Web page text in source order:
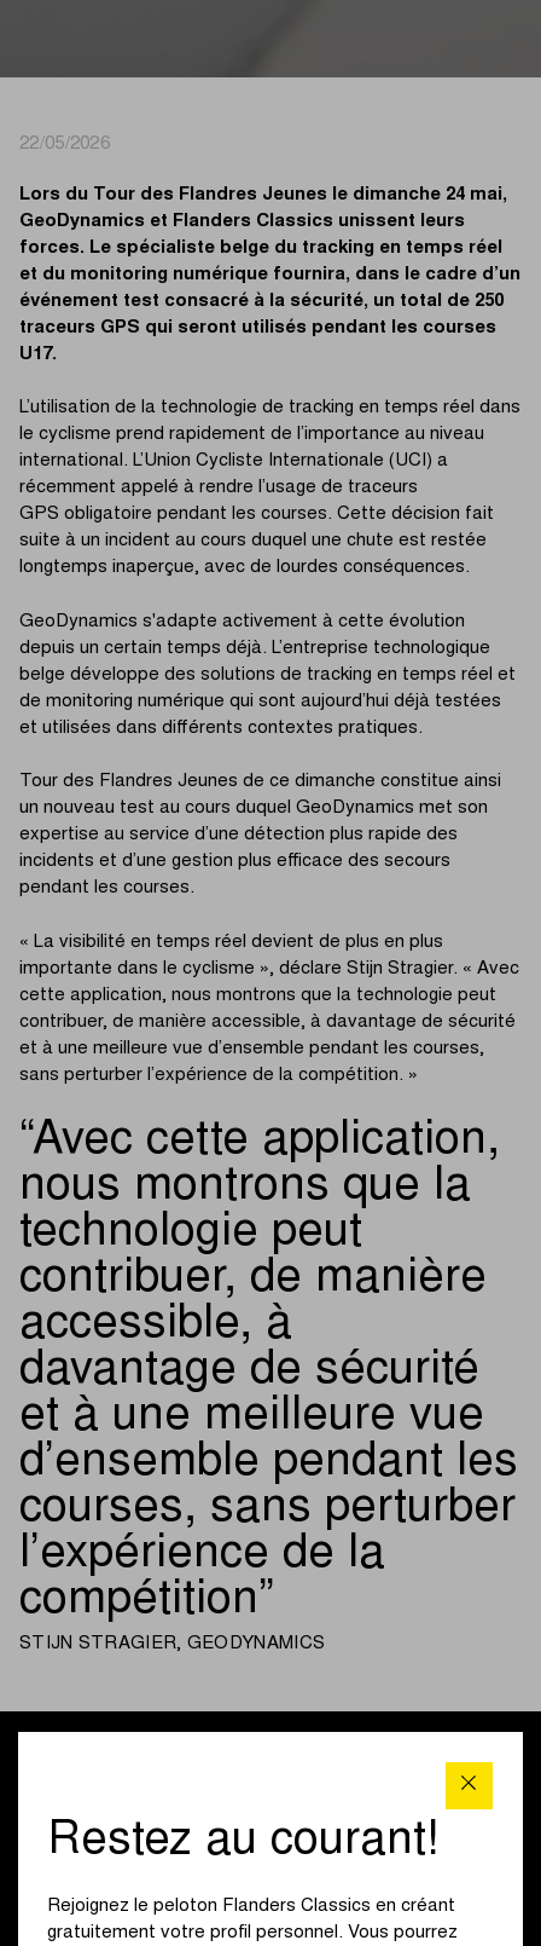
22/05/2026
Lors du Tour des Flandres Jeunes le dimanche 24 mai,
GeoDynamics et Flanders Classics unissent leurs
forces. Le spécialiste belge du tracking en temps réel
et du monitoring numérique fournira, dans le cadre d’un
événement test consacré à la sécurité, un total de 250
traceurs GPS qui seront utilisés pendant les courses
U17.
L’utilisation de la technologie de tracking en temps réel dans
le cyclisme prend rapidement de l’importance au niveau
international. L’Union Cycliste Internationale (UCI) a
récemment appelé à rendre l’usage de traceurs
GPS obligatoire pendant les courses. Cette décision fait
suite à un incident au cours duquel une chute est restée
longtemps inaperçue, avec de lourdes conséquences.
GeoDynamics s'adapte activement à cette évolution
depuis un certain temps déjà. L’entreprise technologique
belge développe des solutions de tracking en temps réel et
de monitoring numérique qui sont aujourd’hui déjà testées
et utilisées dans différents contextes pratiques.
Tour des Flandres Jeunes de ce dimanche constitue ainsi
un nouveau test au cours duquel GeoDynamics met son
expertise au service d’une détection plus rapide des
incidents et d’une gestion plus efficace des secours
pendant les courses.
« La visibilité en temps réel devient de plus en plus
importante dans le cyclisme », déclare Stijn Stragier. « Avec
cette application, nous montrons que la technologie peut
contribuer, de manière accessible, à davantage de sécurité
et à une meilleure vue d’ensemble pendant les courses,
sans perturber l’expérience de la compétition. »
Avec cette application,
nous montrons que la
technologie peut
contribuer, de manière
accessible, à
davantage de sécurité
et à une meilleure vue
d’ensemble pendant les
courses, sans perturber
l’expérience de la
compétition
STIJN STRAGIER, GEODYNAMICS
Restez au courant!
Rejoignez le peloton Flanders Classics en créant
gratuitement votre profil personnel. Vous pourrez